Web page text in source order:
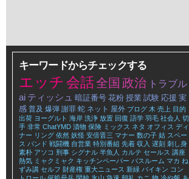
キーワードからチェックする
エッチ 会話全国 政治 トラブル
ai ティッシュ 暗証番号 花粉 授業 試験 応援 実
感 普及 爆弾 謝罪 蛇 ネット 屋外 ブログ 木 売上 目的
出荷 ヨーグルト 海岸 洗浄 放置 回復 語学 羽毛 社会人 切
手 非常 ChatYMD 漬物 保険 ミックス ネタ オフィス ディ
ナー リング 依然 妖怪 安倍晋三 マナー 数の子 姑 スペー
ス バンド 戦闘機 自営業 特別番組 先着 収入 遅刻 刺し身
素朴 アソコ 刑事 シグナル 半魚人 カルテ セールス 講座
熱気 ミャクミャク キッチンペーパー バスルーム マカ ね
ずみ講 セルフ 財産権 重大ニュース 新緑 バイキン コン